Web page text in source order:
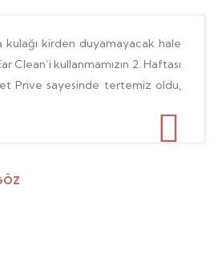
kulağı kirden duyamayacak hale
Clean’i kullanmamızın 2. Haftası
Prive sayesinde tertemiz oldu,